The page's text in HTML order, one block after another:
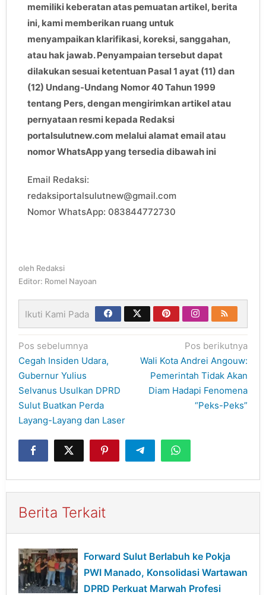
memiliki keberatan atas pemuatan artikel, berita
ini, kami memberikan ruang untuk
menyampaikan klarifikasi, koreksi, sanggahan,
atau hak jawab. Penyampaian tersebut dapat
dilakukan sesuai ketentuan Pasal 1 ayat (11) dan
(12) Undang-Undang Nomor 40 Tahun 1999
tentang Pers, dengan mengirimkan artikel atau
pernyataan resmi kepada Redaksi
portalsulutnew.com melalui alamat email atau
nomor WhatsApp yang tersedia dibawah ini
Email Redaksi:
redaksiportalsulutnew@gmail.com
Nomor WhatsApp: 083844772730
oleh Redaksi
Editor: Romel Nayoan
Ikuti Kami Pada
Navigasi
pos
Pos sebelumnya
Cegah Insiden Udara,
Gubernur Yulius
Selvanus Usulkan DPRD
Sulut Buatkan Perda
Layang-Layang dan Laser
Pos berikutnya
Wali Kota Andrei Angouw:
Pemerintah Tidak Akan
Diam Hadapi Fenomena
“Peks-Peks”
Berita Terkait
Forward Sulut Berlabuh ke Pokja
PWI Manado, Konsolidasi Wartawan
DPRD Perkuat Marwah Profesi